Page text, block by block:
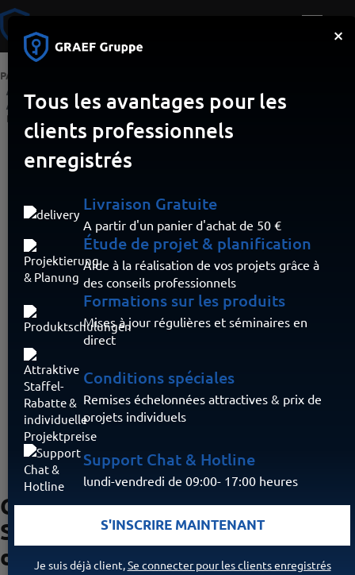
PAGE D’ACCUEIL
CONTRAT ANNUEL SMARTCELL POUR LE CLOUD DE SERVICES À
DISTANCE
Contrat annuel
SmartCell pour le cloud
de services à distance
×
Tous les avantages pour les
clients professionnels
enregistrés
Livraison Gratuite
A partir d'un panier d'achat de 50 €
Étude de projet & planification
Aide à la réalisation de vos projets grâce à
des conseils professionnels
Formations sur les produits
Mises à jour régulières et séminaires en
direct
Conditions spéciales
Remises échelonnées attractives & prix de
projets individuels
Support Chat & Hotline
lundi-vendredi de 09:00- 17:00 heures
S'INSCRIRE MAINTENANT
Je suis déjà client,Se connecter pour les clients enregistrés